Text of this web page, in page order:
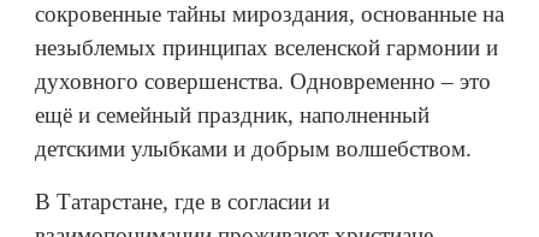
сокровенные тайны мироздания, основанные на
незыблемых принципах вселенской гармонии и
духовного совершенства. Одновременно – это
ещё и семейный праздник, наполненный
детскими улыбками и добрым волшебством.
В Татарстане, где в согласии и